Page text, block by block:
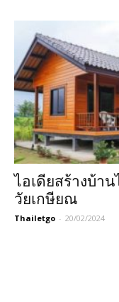
ไอเดียสร้างบ้า
วัยเกษียณ
Thailetgo - 20/02/2024